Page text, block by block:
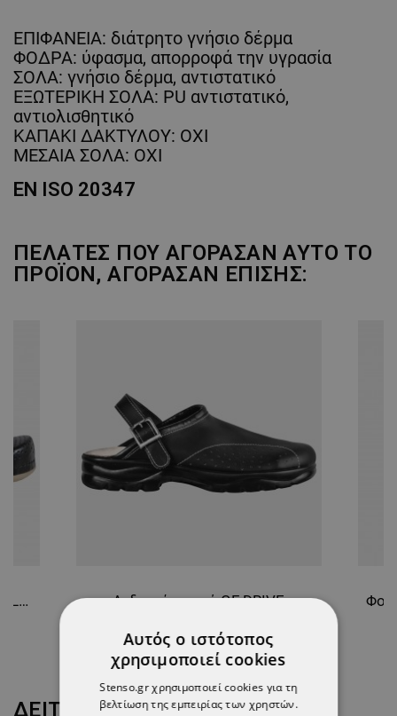
ΕΠΙΦΑΝΕΙΑ: διάτρητο γνήσιο δέρμα
ΦΟΔΡΑ: ύφασμα, απορροφά την υγρασία
ΣΟΛΑ: γνήσιο δέρμα, αντιστατικό
ΕΞΩΤΕΡΙΚΗ ΣΟΛΑ: PU αντιστατικό,
αντιολισθητικό
ΚΑΠΑΚΙ ΔΑΚΤΥΛΟΥ: ΟΧΙ
ΜΕΣΑΙΑ ΣΟΛΑ: ΟΧΙ
EN ISO 20347
ΠΕΛΆΤΕΣ ΠΟΥ ΑΓΌΡΑΣΑΝ ΑΥΤΌ ΤΟ
ΠΡΟΪΌΝ, ΑΓΌΡΑΣΑΝ ΕΠΊΣΗΣ:
Γυναικεία σαμπό LEON LADY BLACK Ανδρικά σαμπό GF DRIVE
22,83 €
ΔΕΊΤΕ ΠΕΡΙΣΣΌΤΕΡΑ
Αυτός ο ιστότοπος
χρησιμοποιεί cookies
Stenso.gr χρησιμοποιεί cookies για τη
βελτίωση της εμπειρίας των χρηστών.